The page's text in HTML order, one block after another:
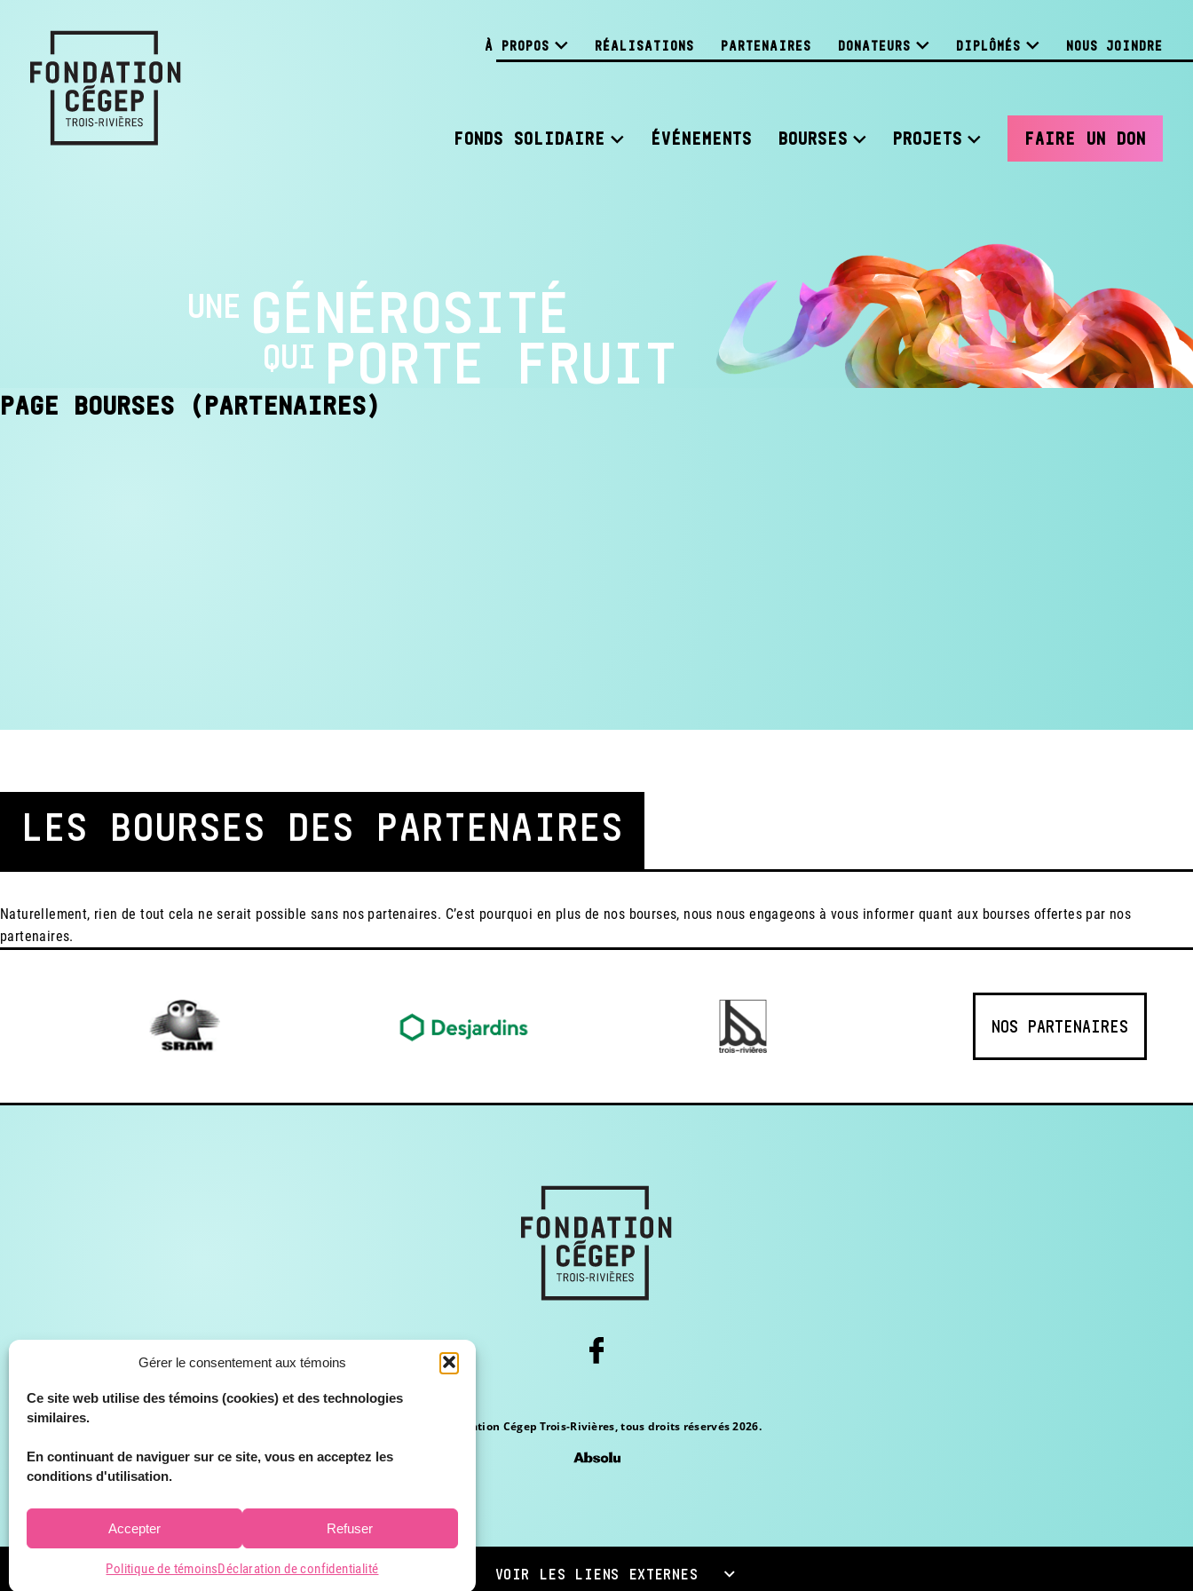
Gérer le consentement aux témoins
Ce site web utilise des témoins (cookies) et des technologies
similaires.
En continuant de naviguer sur ce site, vous en acceptez les
conditions d'utilisation.
Accepter Refuser
Politique de témoinsDéclaration de confidentialité
À PROPOS RÉALISATIONS PARTENAIRES DONATEURS DIPLÔMÉS NOUS JOINDRE
FONDS SOLIDAIRE ÉVÉNEMENTS BOURSES PROJETS FAIRE UN DON
UNE GÉNÉROSITÉ
QUI PORTE FRUIT
PAGE BOURSES (PARTENAIRES)
LES BOURSES DES PARTENAIRES
Naturellement, rien de tout cela ne serait possible sans nos partenaires. C’est pourquoi en plus de nos bourses, nous nous engageons à vous informer quant aux bourses offertes par nos
partenaires.
NOS PARTENAIRES
© Fondation Cégep Trois-Rivières, tous droits réservés 2026.
VOIR LES LIENS EXTERNES